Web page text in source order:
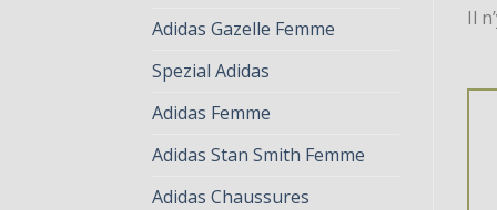
Adidas Gazelle Femme
Spezial Adidas
Adidas Femme
Adidas Stan Smith Femme
Adidas Chaussures
Il